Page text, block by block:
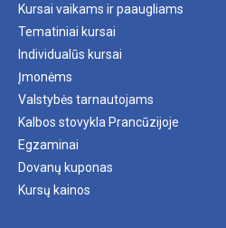
Kursai vaikams ir paaugliams
Tematiniai kursai
Individualūs kursai
Įmonėms
Valstybės tarnautojams
Kalbos stovykla Prancūzijoje
Egzaminai
Dovanų kuponas
Kursų kainos